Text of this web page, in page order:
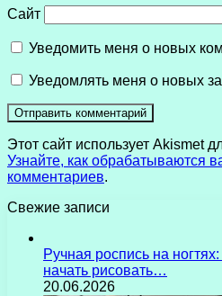
Сайт
Уведомить меня о новых
Уведомлять меня о новых
Этот сайт использует Akismet
Узнайте, как обрабатываются
комментариев.
Свежие записи
Ручная роспись на
начать рисовать…
20.06.2026